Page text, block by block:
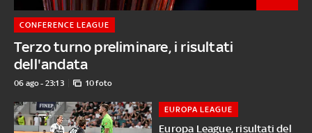
Terzo turno preliminare, i risultati
dell'andata
CONFERENCE LEAGUE
06 ago - 23:13 10 foto
Europa League, risultati del
EUROPA LEAGUE